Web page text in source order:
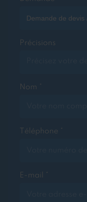
Précisions
Nom *
Téléphone *
E-mail *